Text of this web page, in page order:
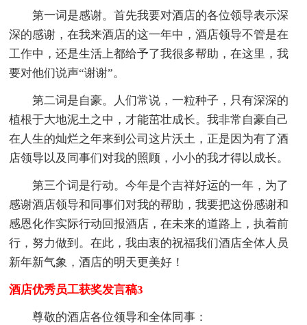
第一词是感谢。首先我要对酒店的各位领导表示深
深的感谢，在我来酒店的这一年中，酒店领导不管是在
工作中，还是生活上都给予了我很多帮助，在这里，我
要对他们说声“谢谢”。
第二词是自豪。人们常说，一粒种子，只有深深的
植根于大地泥土之中，才能茁壮成长。我非常自豪自己
在人生的灿烂之年来到公司这片沃土，正是因为有了酒
店领导以及同事们对我的照顾，小小的我才得以成长。
第三个词是行动。今年是个吉祥好运的一年，为了
感谢酒店领导和同事们对我的帮助，我要把这份感谢和
感恩化作实际行动回报酒店，在未来的道路上，执着前
行，努力做到。在此，我由衷的祝福我们酒店全体人员
新年新气象，酒店的明天更美好！
酒店优秀员工获奖发言稿3
尊敬的酒店各位领导和全体同事：